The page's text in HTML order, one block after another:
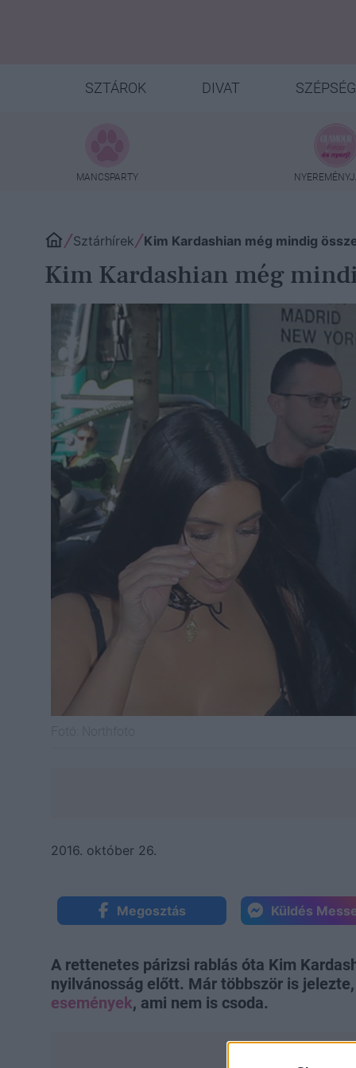
SZTÁROK DIVAT SZÉPSÉG
MANCSPARTY
Sztárhírek Kim Kardashian még mindig
Kim Kardashian még
2016. október 26.
Megosztás Küldés
A rettenetes párizsi rablás óta Kim
nyilvánosság előtt. Már többször is
események, ami nem is csoda.